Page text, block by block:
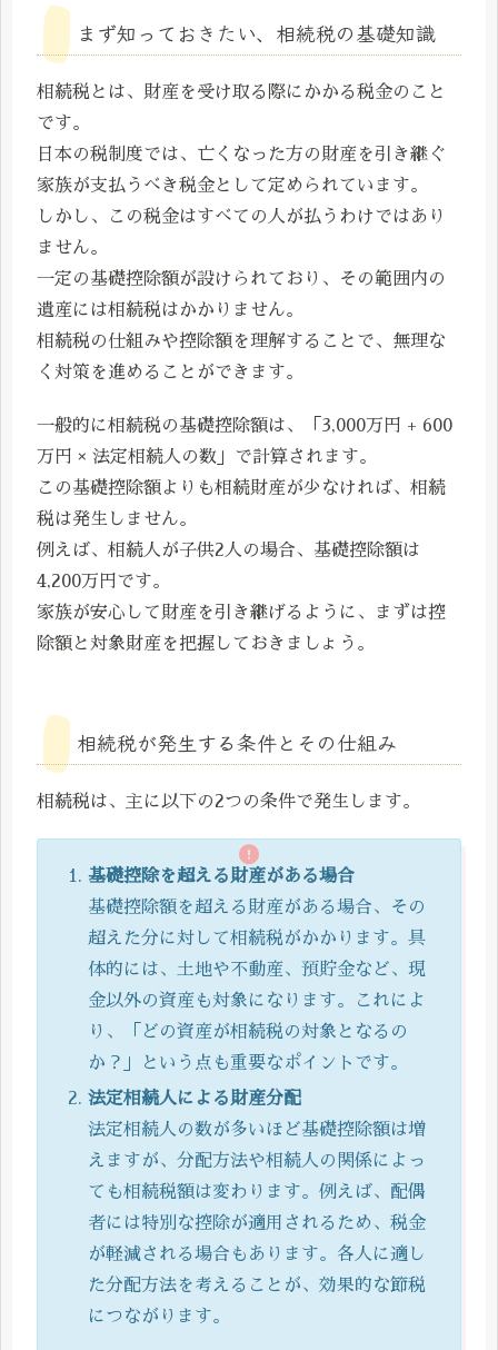
まず知っておきたい、相続税の基礎知識
相続税とは、財産を受け取る際にかかる税金のこと
です。
日本の税制度では、亡くなった方の財産を引き継ぐ
家族が支払うべき税金として定められています。
しかし、この税金はすべての人が払うわけではあり
ません。
一定の基礎控除額が設けられており、その範囲内の
遺産には相続税はかかりません。
相続税の仕組みや控除額を理解することで、無理な
く対策を進めることができます。
一般的に相続税の基礎控除額は、「3,000万円 + 600
万円 × 法定相続人の数」で計算されます。
この基礎控除額よりも相続財産が少なければ、相続
税は発生しません。
例えば、相続人が子供2人の場合、基礎控除額は
4,200万円です。
家族が安心して財産を引き継げるように、まずは控
除額と対象財産を把握しておきましょう。
相続税が発生する条件とその仕組み
相続税は、主に以下の2つの条件で発生します。
基礎控除を超える財産がある場合
基礎控除額を超える財産がある場合、その
超えた分に対して相続税がかかります。具
体的には、土地や不動産、預貯金など、現
金以外の資産も対象になります。これによ
り、「どの資産が相続税の対象となるの
か？」という点も重要なポイントです。
法定相続人による財産分配
法定相続人の数が多いほど基礎控除額は増
えますが、分配方法や相続人の関係によっ
ても相続税額は変わります。例えば、配偶
者には特別な控除が適用されるため、税金
が軽減される場合もあります。各人に適し
た分配方法を考えることが、効果的な節税
につながります。